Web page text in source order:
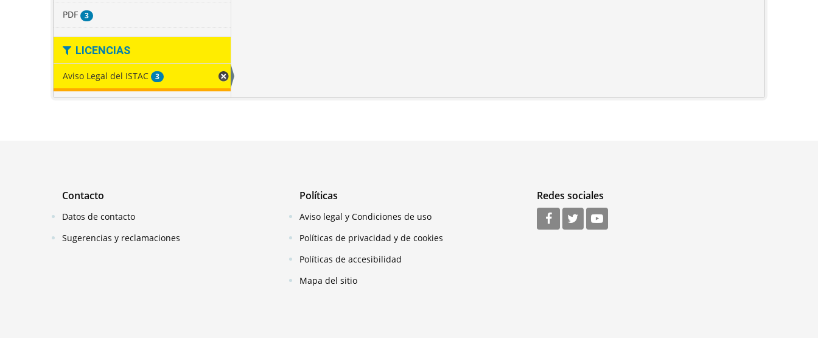
PDF 3
LICENCIAS
Aviso Legal del ISTAC 3
Contacto
Datos de contacto
Sugerencias y reclamaciones
Políticas
Aviso legal y Condiciones de uso
Políticas de privacidad y de cookies
Políticas de accesibilidad
Mapa del sitio
Redes sociales